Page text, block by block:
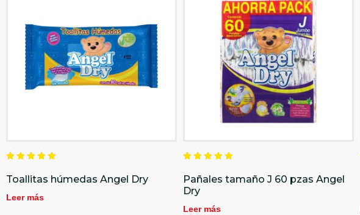
en
5.00
Toallitas húmedas Angel Dry
Leer más
en
5.00
de 5
Pañales tamaño J 60 pzas Angel
Dry
Leer más